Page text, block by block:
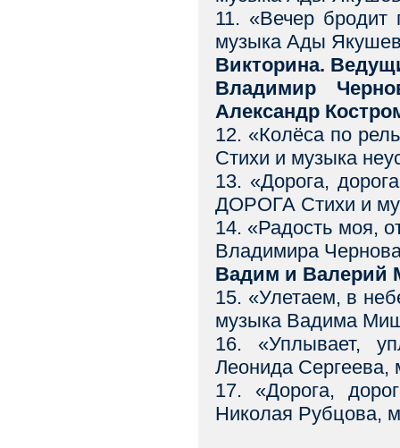
11. «Вечер
музыка Ады
Викторина.
Владимир
Александр
12. «Колёса по
Стихи и музыка
13. «Дорога,
ДОРОГА Стихи и
14. «Радость моя,
Владимира
Вадим и Валерий
15. «Улетаем, в
музыка Вадима
16. «Уплывает,
Леонида
17. «Дорога,
Николая Рубцова,